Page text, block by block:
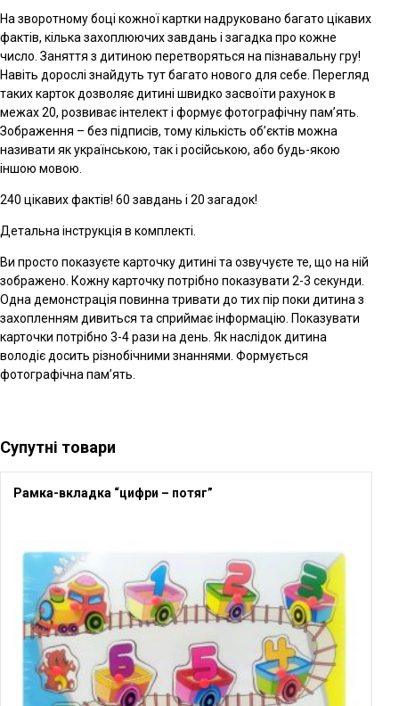
На зворотному боці кожної картки надруковано багато цікавих
фактів, кілька захоплюючих завдань і загадка про кожне
число. Заняття з дитиною перетворяться на пізнавальну гру!
Навіть дорослі знайдуть тут багато нового для себе. Перегляд
таких карток дозволяє дитині швидко засвоїти рахунок в
межах 20, розвиває інтелект і формує фотографічну пам’ять.
Зображення – без підписів, тому кількість об’єктів можна
називати як українською, так і російською, або будь-якою
іншою мовою.
240 цікавих фактів! 60 завдань і 20 загадок!
Детальна інструкція в комплекті.
Ви просто показуєте карточку дитині та озвучуєте те, що на ній
зображено. Кожну карточку потрібно показувати 2-3 секунди.
Одна демонстрація повинна тривати до тих пір поки дитина з
захопленням дивиться та сприймає інформацію. Показувати
карточки потрібно 3-4 рази на день. Як наслідок дитина
володіє досить різнобічними знаннями. Формується
фотографічна пам’ять.
Супутні товари
Рамка-вкладка “цифри – потяг”